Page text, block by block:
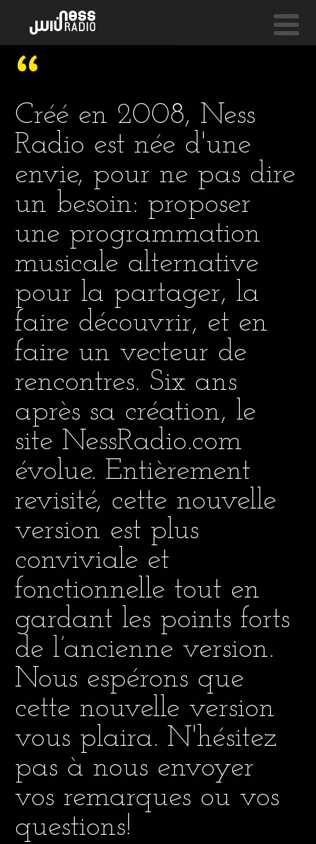
Marijata
NESS LIVE !
Créé en 2008, Ness
Radio est née d'une
envie, pour ne pas dire
un besoin: proposer
une programmation
musicale alternative
pour la partager, la
faire découvrir, et en
faire un vecteur de
rencontres. Six ans
après sa création, le
site NessRadio.com
évolue. Entièrement
revisité, cette nouvelle
version est plus
conviviale et
fonctionnelle tout en
gardant les points forts
de l’ancienne version.
Nous espérons que
cette nouvelle version
vous plaira. N'hésitez
pas à nous envoyer
vos remarques ou vos
questions!